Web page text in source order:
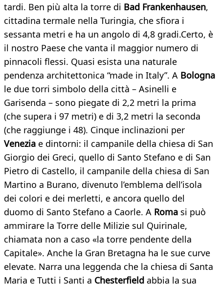
tardi. Ben più alta la torre di Bad Frankenhausen,
cittadina termale nella Turingia, che sfiora i
sessanta metri e ha un angolo di 4,8 gradi.Certo, è
il nostro Paese che vanta il maggior numero di
pinnacoli flessi. Quasi esista una naturale
pendenza architettonica “made in Italy”. A Bologna
le due torri simbolo della città – Asinelli e
Garisenda – sono piegate di 2,2 metri la prima
(che supera i 97 metri) e di 3,2 metri la seconda
(che raggiunge i 48). Cinque inclinazioni per
Venezia e dintorni: il campanile della chiesa di San
Giorgio dei Greci, quello di Santo Stefano e di San
Pietro di Castello, il campanile della chiesa di San
Martino a Burano, divenuto l’emblema dell’isola
dei colori e dei merletti, e ancora quello del
duomo di Santo Stefano a Caorle. A Roma si può
ammirare la Torre delle Milizie sul Quirinale,
chiamata non a caso «la torre pendente della
Capitale». Anche la Gran Bretagna ha le sue curve
elevate. Narra una leggenda che la chiesa di Santa
Maria e Tutti i Santi a Chesterfield abbia la sua